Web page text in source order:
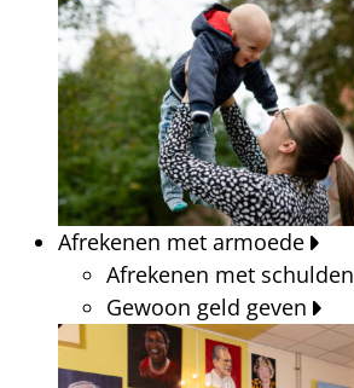
Afrekenen met armoede
Afrekenen met schulden
Gewoon geld geven